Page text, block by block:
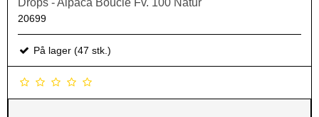
Drops - Alpaca Bouclé Fv. 100 Natur
20699
På lager (47 stk.)